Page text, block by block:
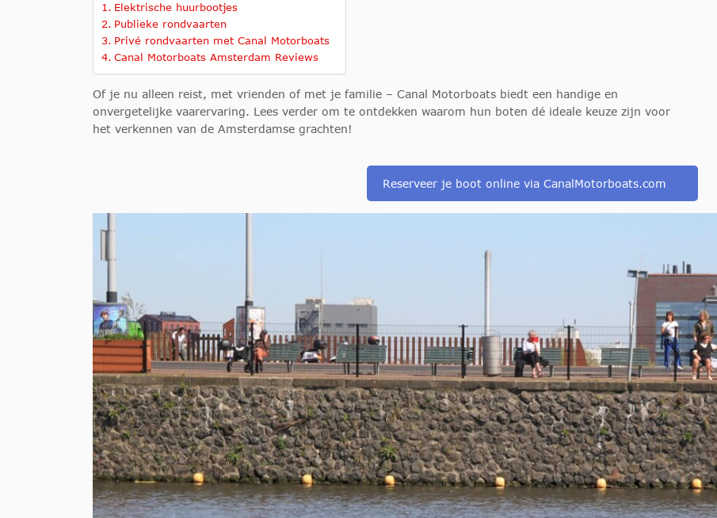
Elektrische huurbootjes
Publieke rondvaarten
Privé rondvaarten met Canal Motorboats
Canal Motorboats Amsterdam Reviews
Of je nu alleen reist, met vrienden of met je familie – Canal Motorboats biedt een handige en
onvergetelijke vaarervaring. Lees verder om te ontdekken waarom hun boten dé ideale keuze zijn voor
het verkennen van de Amsterdamse grachten!
Reserveer je boot online via CanalMotorboats.com